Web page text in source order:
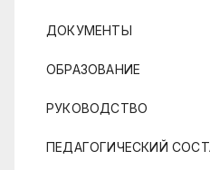
ДОКУМЕНТЫ
ОБРАЗОВАНИЕ
РУКОВОДСТВО
ПЕДАГОГИЧЕСКИЙ